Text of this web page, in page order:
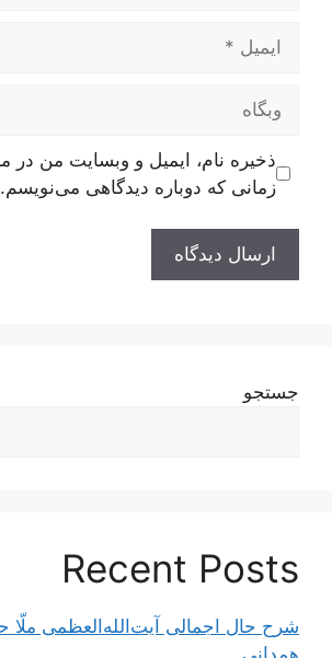
وبگاه
ذخیره نام، ایمیل و وبسایت من در
زمانی که دوباره دیدگاهی می‌نویسم.
جستجو
Recent Posts
شرح حال اجمالی آیت‌الله‌العظمی ملّا
همدانی